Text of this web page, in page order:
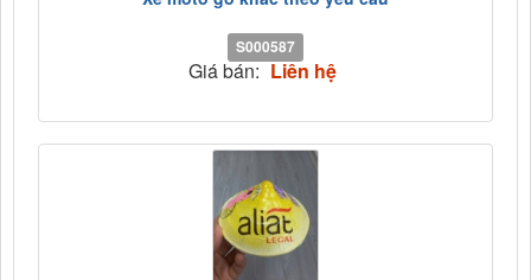
S000587
Giá bán: Liên hệ